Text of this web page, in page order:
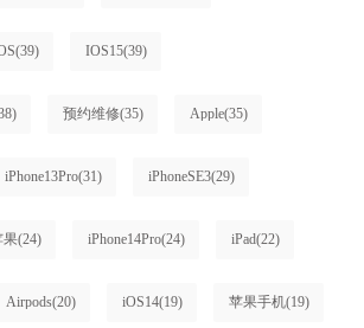
(39) IOS15(39)
预约维修(35) Apple(35)
iPhone13Pro(31) iPhoneSE3(29)
果(24) iPhone14Pro(24) iPad(22)
Airpods(20) iOS14(19) 苹果手机(19)